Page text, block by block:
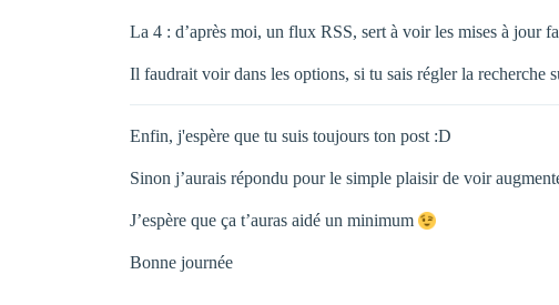
La 4 : d’après moi, un flux RSS, sert à voir les mises à jour
Il faudrait voir dans les options, si tu sais régler la
Enfin, j'espère que tu suis toujours ton post :D
Sinon j’aurais répondu pour le simple plaisir de voir
J’espère que ça t’auras aidé un minimum
Bonne journée